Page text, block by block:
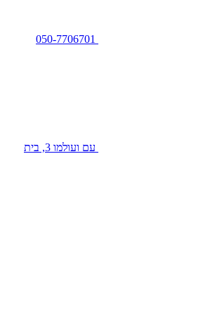
עם ועולמו 3, בית